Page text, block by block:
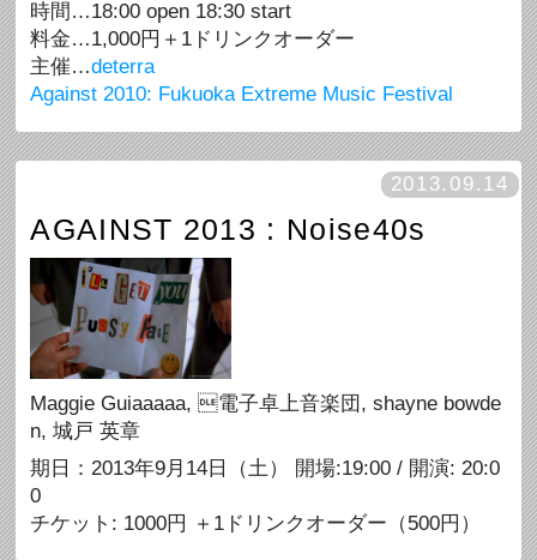
時間…18:00 open 18:30 start
料金…1,000円＋1ドリンクオーダー
主催…deterra
Against 2010: Fukuoka Extreme Music Festival
2013.09.14
AGAINST 2013 : Noise40s
Maggie Guiaaaaa, 電子卓上音楽団, shayne bowde
n, 城戸 英章
期日：2013年9月14日（土） 開場:19:00 / 開演: 20:0
0
チケット: 1000円 ＋1ドリンクオーダー（500円）